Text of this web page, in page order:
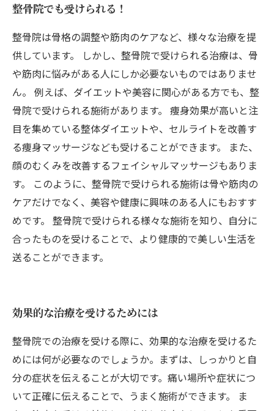
整骨院でも受けられる！
整骨院は骨格の調整や筋肉のケアなど、様々な治療を提
供しています。 しかし、整骨院で受けられる治療は、骨
や筋肉に悩みがある人にしか必要ないものではありませ
ん。 例えば、ダイエットや美容に関心がある方でも、整
骨院で受けられる施術があります。 痩身効果が高いと注
目を集めている整体ダイエットや、セルライトを改善す
る痩身マッサージなども受けることができます。 また、
顔のむくみを改善するフェイシャルマッサージもありま
す。 このように、整骨院で受けられる施術は骨や筋肉の
ケアだけでなく、美容や健康に興味のある人にもおすす
めです。 整骨院で受けられる様々な施術を知り、自分に
合ったものを受けることで、より健康的で美しい生活を
送ることができます。
効果的な治療を受けるためには
整骨院での治療を受ける際に、効果的な治療を受けるた
めには何が必要なのでしょうか。まずは、しっかりと自
分の症状を伝えることが大切です。痛い場所や症状につ
いて正確に伝えることで、うまく施術ができます。 ま